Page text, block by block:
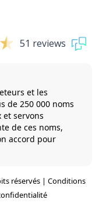
51 reviews
et les
de 250 000 noms
servons
de ces noms,
accord pour
réservés | Conditions